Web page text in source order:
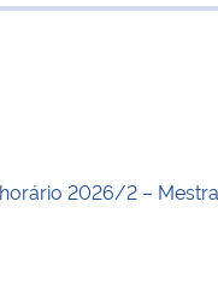
2026/2 –